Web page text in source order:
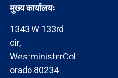
मुख्य कार्यालयः
1343 W 133rd
cir,
WestministerCol
orado 80234